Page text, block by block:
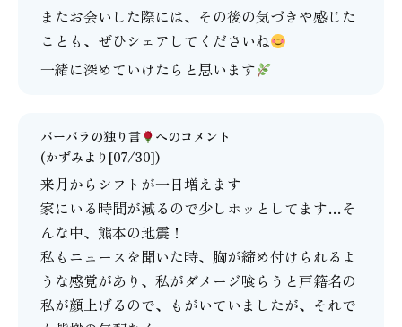
またお会いした際には、その後の気づきや感じた
ことも、ぜひシェアしてくださいね
一緒に深めていけたらと思います
バーバラの独り言
へのコメント
(かずみより[07/30])
来月からシフトが一日増えます
家にいる時間が減るので少しホッとしてます…そ
んな中、熊本の地震！
私もニュースを聞いた時、胸が締め付けられるよ
うな感覚があり、私がダメージ喰らうと戸籍名の
私が顔上げるので、もがいていましたが、それで